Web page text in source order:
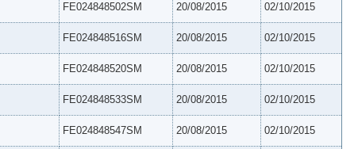
FE024848502SM 20/08/2015 02/10/2015
FE024848516SM 20/08/2015 02/10/2015
FE024848520SM 20/08/2015 02/10/2015
FE024848533SM 20/08/2015 02/10/2015
FE024848547SM 20/08/2015 02/10/2015